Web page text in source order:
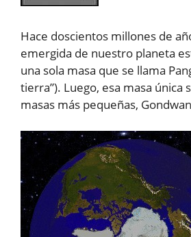
Hace doscientos millones de
emergida de nuestro planeta
una sola masa que se llama
tierra”). Luego, esa masa única
masas más pequeñas,